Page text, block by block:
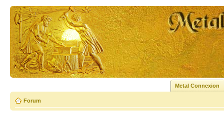
Metal Connexion
Forum